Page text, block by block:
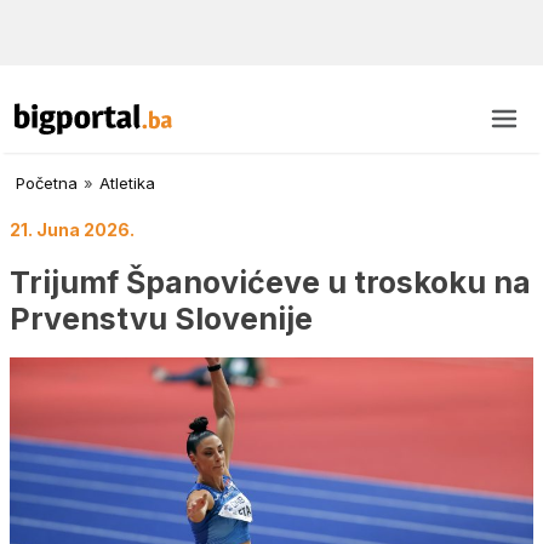
Početna » Atletika
21. Juna 2026.
Trijumf Španovićeve u troskoku na
Prvenstvu Slovenije